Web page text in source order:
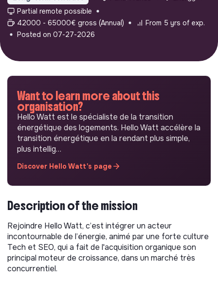
Partial remote possible
42000 - 65000€ gross (Annual)
From 5 yrs of exp.
Posted on 07-27-2026
Want to learn more about this
organisation?
Hello Watt est le spécialiste de la transition
énergétique des logements. Hello Watt accélère la
transition énergétique en la rendant plus simple,
plus intellig…
Discover Hello Watt's page
Description of the mission
Rejoindre Hello Watt, c’est intégrer un acteur
incontournable de l’énergie, animé par une forte culture
Tech et SEO, qui a fait de l'acquisition organique son
principal moteur de croissance, dans un marché très
concurrentiel.